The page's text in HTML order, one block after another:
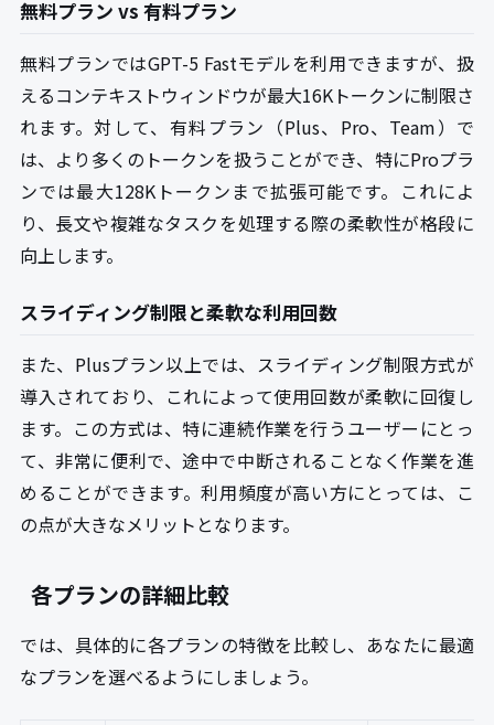
無料プラン vs 有料プラン
無料プランではGPT-5 Fastモデルを利用できますが、扱
えるコンテキストウィンドウが最大16Kトークンに制限さ
れます。対して、有料プラン（Plus、Pro、Team）で
は、より多くのトークンを扱うことができ、特にProプラ
ンでは最大128Kトークンまで拡張可能です。これによ
り、長文や複雑なタスクを処理する際の柔軟性が格段に
向上します。
スライディング制限と柔軟な利用回数
また、Plusプラン以上では、スライディング制限方式が
導入されており、これによって使用回数が柔軟に回復し
ます。この方式は、特に連続作業を行うユーザーにとっ
て、非常に便利で、途中で中断されることなく作業を進
めることができます。利用頻度が高い方にとっては、こ
の点が大きなメリットとなります。
各プランの詳細比較
では、具体的に各プランの特徴を比較し、あなたに最適
なプランを選べるようにしましょう。